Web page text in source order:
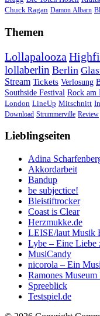
Chuck Ragan Damon Albarn
Themen
Lollapalooza
lollaberlin Berlin
Stream Tickets Verlosung
Southside Festival Rock am
London LineUp Mitschnitt
Download Strummerville Review
Lieblingseiten
Adina
Akkordarbeit
Bandup
be subjectice!
Bleistiftrocker
Coast is Clear
Herzmukke.de
LEISE/laut Musik
Lybe – Eine Liebe
MusiCandy
nicorola – Ein
Ramones
Spreeblick
Testspiel.de